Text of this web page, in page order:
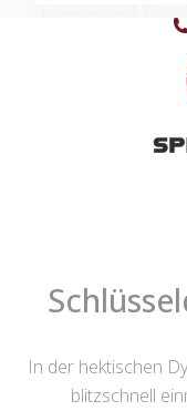
In der hektischen
blitzschnell